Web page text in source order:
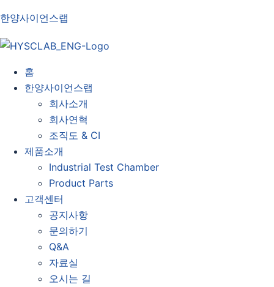
한양사이언스랩
홈
한양사이언스랩
회사소개
회사연혁
조직도 & CI
제품소개
Industrial Test Chamber
Product Parts
고객센터
공지사항
문의하기
Q&A
자료실
오시는 길